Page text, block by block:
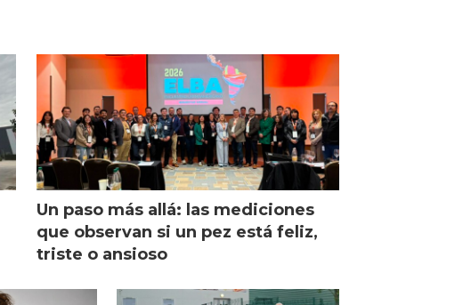
Un paso más allá: las mediciones
que observan si un pez está feliz,
triste o ansioso